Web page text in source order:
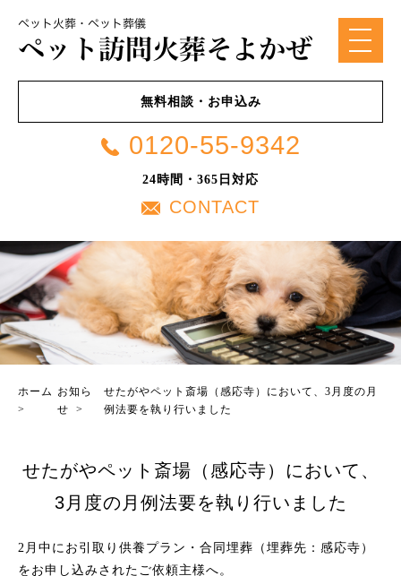
無料相談・お申込み
0120-55-9342
24時間・365日対応
CONTACT
ホーム
>
お知ら
せ >
せたがやペット斎場（感応寺）において、3月度の月
例法要を執り行いました
せたがやペット斎場（感応寺）において、
3月度の月例法要を執り行いました
2月中にお引取り供養プラン・合同埋葬（埋葬先：感応寺）
をお申し込みされたご依頼主様へ。